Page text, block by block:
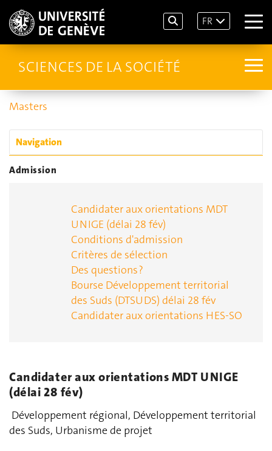
FR
SCIENCES DE LA SOCIÉTÉ
Masters
Navigation
Admission
Candidater aux orientations MDT
UNIGE (délai 28 fév)
Conditions d'admission
Critères de sélection
Des questions ?
Bourse Développement territorial
des Suds (DTSUDS) délai 28 fév
Candidater aux orientations HES-SO
Candidater aux orientations MDT UNIGE
(délai 28 fév)
Développement régional, Développement territorial
des Suds, Urbanisme de projet